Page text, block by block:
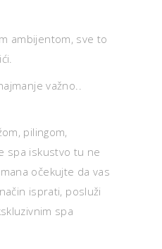
ambijentom, sve to
važno..
pilingom,
spa iskustvo tu ne
očekujte da vas
isprati, posluži
spa